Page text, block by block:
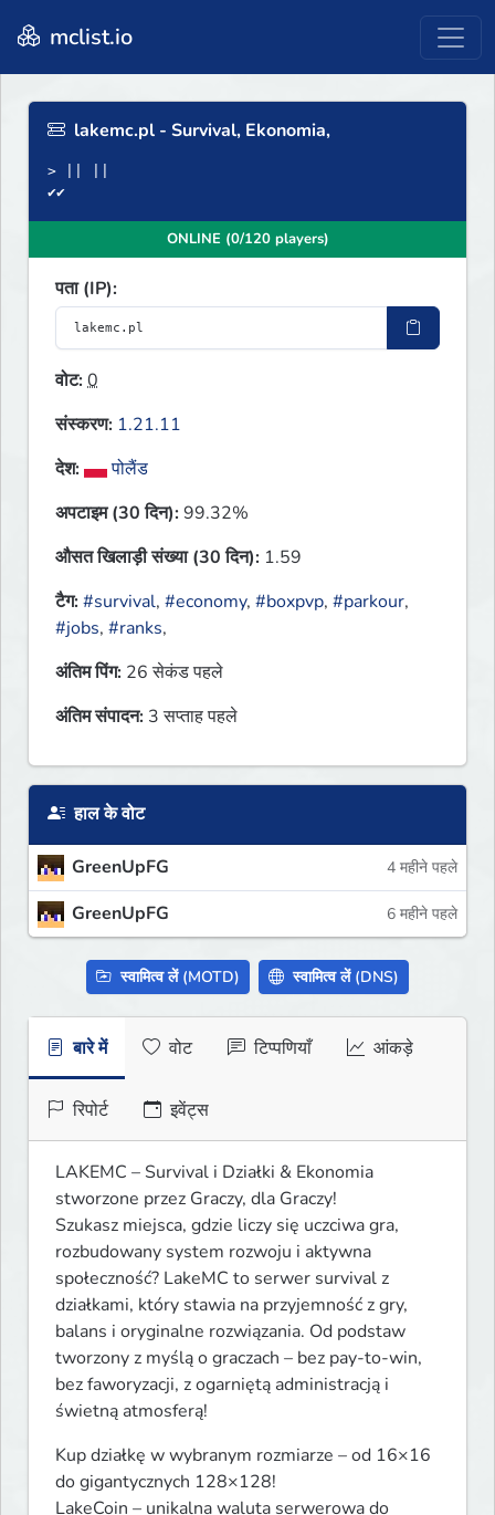
mclist.io
lakemc.pl - Survival, Ekonomia,
> || ||
✔✔
ONLINE (0/120 players)
पता (IP):
वोट:0
संस्करण: 1.21.11
देश:
पोलैंड
अपटाइम (30 दिन):99.32%
औसत खिलाड़ी संख्या (30 दिन): 1.59
टैग:#survival, #economy, #boxpvp, #parkour,
#jobs, #ranks,
अंतिम पिंग: 26 सेकंड पहले
अंतिम संपादन: 3 सप्ताह पहले
हाल के वोट
GreenUpFG 4 महीने पहले
GreenUpFG 6 महीने पहले
स्वामित्व लें (MOTD) स्वामित्व लें (DNS)
बारे में वोट टिप्पणियाँ आंकड़े
रिपोर्ट इवेंट्स
LAKEMC – Survival i Działki & Ekonomia
stworzone przez Graczy, dla Graczy!
Szukasz miejsca, gdzie liczy się uczciwa gra,
rozbudowany system rozwoju i aktywna
społeczność? LakeMC to serwer survival z
działkami, który stawia na przyjemność z gry,
balans i oryginalne rozwiązania. Od podstaw
tworzony z myślą o graczach – bez pay-to-win,
bez faworyzacji, z ogarniętą administracją i
świetną atmosferą!
Kup działkę w wybranym rozmiarze – od 16×16
do gigantycznych 128×128!
LakeCoin – unikalna waluta serwerowa do